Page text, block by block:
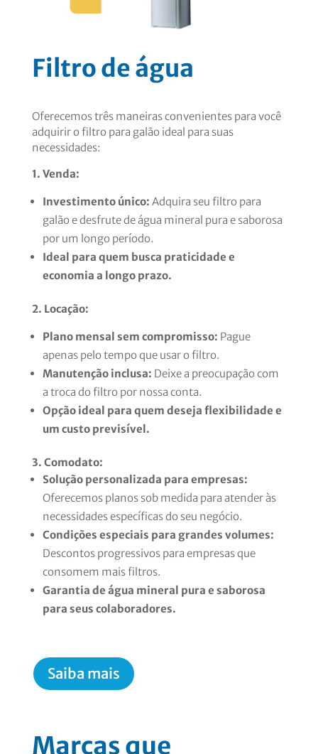
Filtro de água
Oferecemos três maneiras convenientes para você
adquirir o filtro para galão ideal para suas
necessidades:
1. Venda:
Investimento único: Adquira seu filtro para
galão e desfrute de água mineral pura e saborosa
por um longo período.
Ideal para quem busca praticidade e
economia a longo prazo.
2. Locação:
Plano mensal sem compromisso: Pague
apenas pelo tempo que usar o filtro.
Manutenção inclusa: Deixe a preocupação com
a troca do filtro por nossa conta.
Opção ideal para quem deseja flexibilidade e
um custo previsível.
3. Comodato:
Solução personalizada para empresas:
Oferecemos planos sob medida para atender às
necessidades específicas do seu negócio.
Condições especiais para grandes volumes:
Descontos progressivos para empresas que
consomem mais filtros.
Garantia de água mineral pura e saborosa
para seus colaboradores.
Saiba mais
Marcas que